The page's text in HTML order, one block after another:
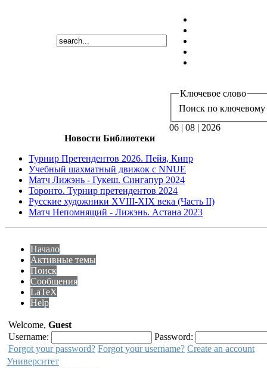
Ключевое слово
Поиск по ключевому
06 | 08 | 2026
Новости Библиотеки
Турнир Претендентов 2026. Пейя, Кипр
Учебный шахматный движок с NNUE
Матч Лижэнь - Гукеш. Сингапур 2024
Торонто. Турнир претендентов 2024
Русские художники XVIII-XIX века (Часть II)
Матч Непомнящий - Лижэнь. Астана 2023
Начало
Активные темы
Поиск
Сообщения
LaTeX
Help
Welcome, Guest
Username:
Password:
Forgot your password? Forgot your username? Create an account
Университет